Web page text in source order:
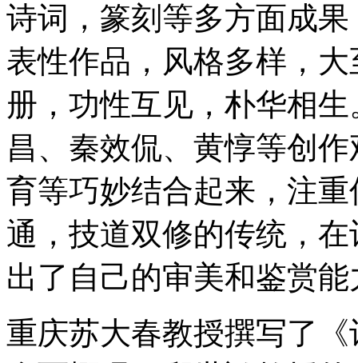
诗词，篆刻等多方面成
表性作品，风格多样，
册，功性互见，朴华相
昌、秦效侃、黄惇等创
育等巧妙结合起来，注
通，技道双修的传统，
出了自己的审美和鉴赏能
重庆苏大春教授撰写了